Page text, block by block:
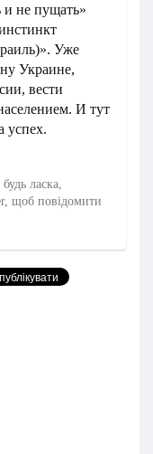
и не пущать»
Уже
Украине,
вести
И тут
успех.
ласка,
щоб повідомити